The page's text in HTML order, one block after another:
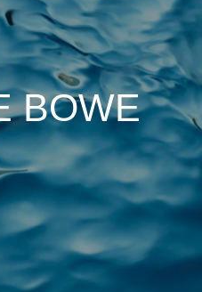
BOWE